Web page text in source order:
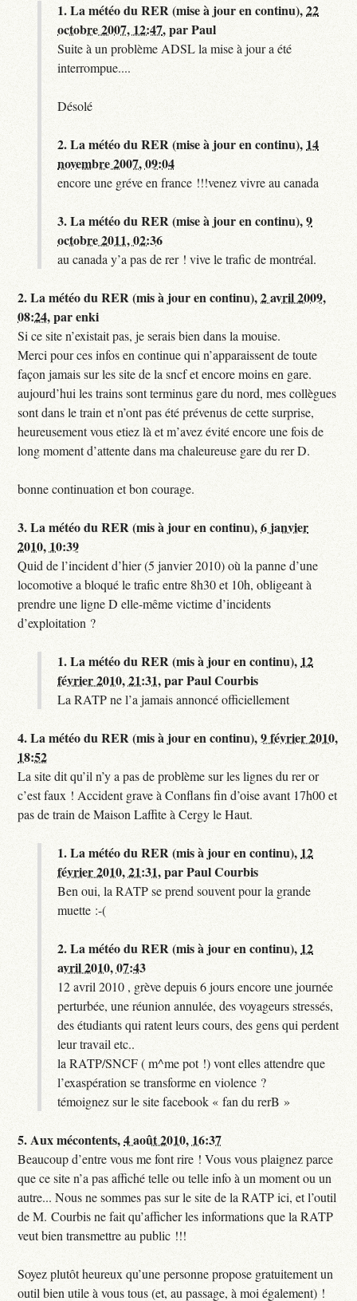
1.La météo du RER (mise à jour en continu),22
octobre 2007, 12:47,parPaul
Suite à un problème ADSL la mise à jour a été
interrompue....
Désolé
2.La météo du RER (mise à jour en continu), 14
novembre 2007, 09:04
encore une gréve en france !!!venez vivre au canada
3.La météo du RER (mise à jour en continu),9
octobre 2011, 02:36
au canada y’a pas de rer ! vive le trafic de montréal.
2.La météo du RER (mis à jour en continu),2 avril 2009,
08:24,parenki
Si ce site n’existait pas, je serais bien dans la mouise.
Merci pour ces infos en continue qui n’apparaissent de toute
façon jamais sur les site de la sncf et encore moins en gare.
aujourd’hui les trains sont terminus gare du nord, mes collègues
sont dans le train et n’ont pas été prévenus de cette surprise,
heureusement vous etiez là et m’avez évité encore une fois de
long moment d’attente dans ma chaleureuse gare du rer D.
bonne continuation et bon courage.
3.La météo du RER (mis à jour en continu),6 janvier
2010, 10:39
Quid de l’incident d’hier (5 janvier 2010) où la panne d’une
locomotive a bloqué le trafic entre 8h30 et 10h, obligeant à
prendre une ligne D elle-même victime d’incidents
d’exploitation ?
1.La météo du RER (mis à jour en continu), 12
février 2010, 21:31,parPaul Courbis
La RATP ne l’a jamais annoncé officiellement
4.La météo du RER (mis à jour en continu),9 février 2010,
18:52
La site dit qu’il n’y a pas de problème sur les lignes du rer or
c’est faux ! Accident grave à Conflans fin d’oise avant 17h00 et
pas de train de Maison Laffite à Cergy le Haut.
1.La météo du RER (mis à jour en continu), 12
février 2010, 21:31,parPaul Courbis
Ben oui, la RATP se prend souvent pour la grande
muette :-(
2.La météo du RER (mis à jour en continu), 12
avril 2010, 07:43
12 avril 2010 , grève depuis 6 jours encore une journée
perturbée, une réunion annulée, des voyageurs stressés,
des étudiants qui ratent leurs cours, des gens qui perdent
leur travail etc..
la RATP/SNCF ( m^me pot !) vont elles attendre que
l’exaspération se transforme en violence ?
témoignez sur le site facebook « fan du rerB »
5.Aux mécontents,4 août 2010, 16:37
Beaucoup d’entre vous me font rire ! Vous vous plaignez parce
que ce site n’a pas affiché telle ou telle info à un moment ou un
autre... Nous ne sommes pas sur le site de la RATP ici, et l’outil
de M. Courbis ne fait qu’afficher les informations que la RATP
veut bien transmettre au public !!!
Soyez plutôt heureux qu’une personne propose gratuitement un
outil bien utile à vous tous (et, au passage, à moi également) !